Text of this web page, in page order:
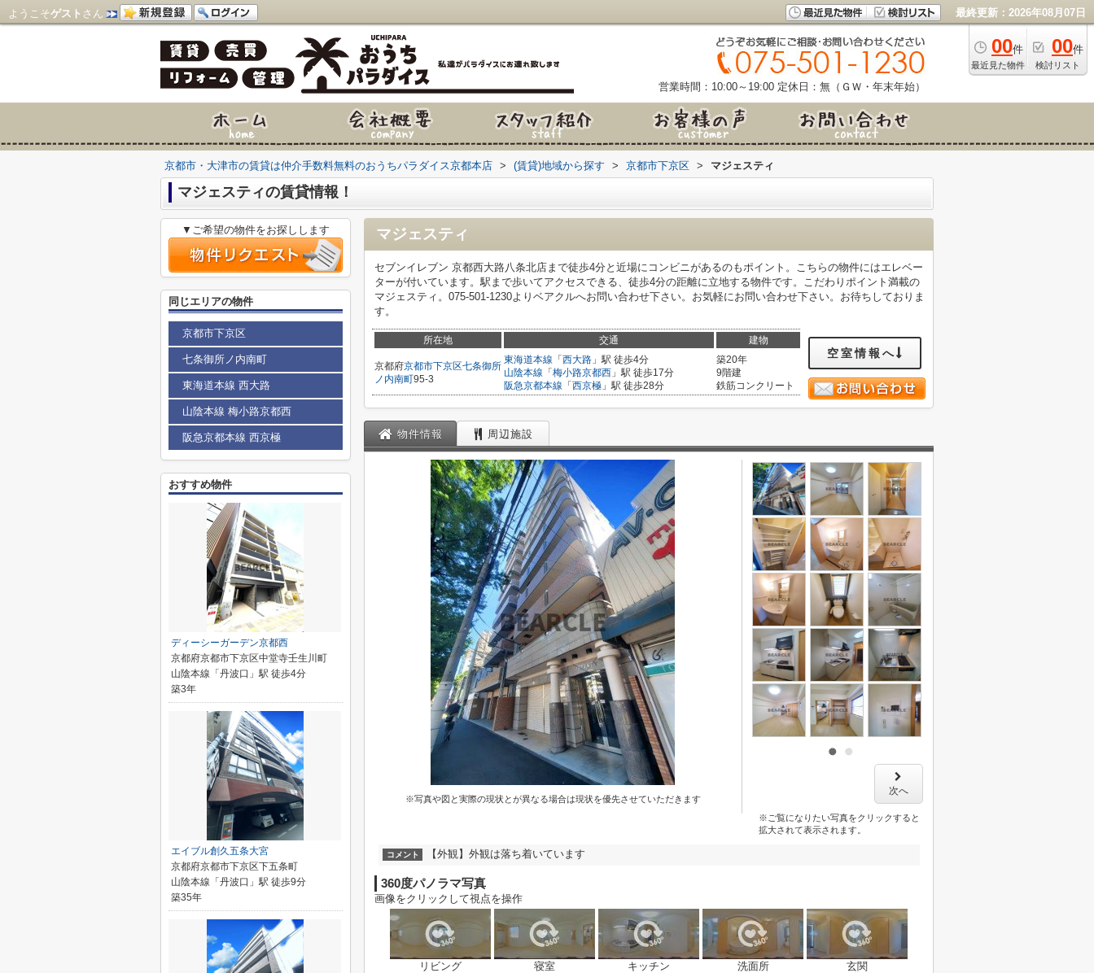
ようこそゲスト さん 最終更新：2026年08月07日
00件
最近見た物件
00件
検討リスト
営業時間：10:00～19:00 定休日：無（ＧＷ・年末年始）
京都市・大津市の賃貸は仲介手数料無料のおうちパラダイス京都本店 > (賃貸)地域から探す > 京都市下京区 > マジェスティ
マジェスティの賃貸情報！
マジェスティ
セブンイレブン 京都西大路八条北店まで徒歩4分と近場にコンビニがあるのもポイント。こちらの物件にはエレベー
ターが付いています。駅まで歩いてアクセスできる、徒歩4分の距離に立地する物件です。こだわりポイント満載の
マジェスティ。075-501-1230よりベアクルへお問い合わせ下さい。お気軽にお問い合わせ下さい。お待ちしておりま
す。
所在地 交通 建物
京都府京都市下京区七条御所
ノ内南町95-3
東海道本線 「 西大路 」駅 徒歩4分
山陰本線 「 梅小路京都西 」駅 徒歩17分
阪急京都本線 「 西京極 」駅 徒歩28分
築20年
9階建
鉄筋コンクリート
空室情報へ
物件情報 周辺施設
※写真や図と実際の現状とが異なる場合は現状を優先させていただきます
次へ
※ご覧になりたい写真をクリックすると
拡大されて表示されます。
コメント 【外観】外観は落ち着いています
360度パノラマ写真
画像をクリックして視点を操作
リビング 寝室 キッチン 洗面所 玄関
▼ご希望の物件をお探しします
同じエリアの物件
京都市下京区
七条御所ノ内南町
東海道本線 西大路
山陰本線 梅小路京都西
阪急京都本線 西京極
おすすめ物件
ディーシーガーデン京都西
京都府京都市下京区中堂寺壬生川町
山陰本線「丹波口」駅 徒歩4分
築3年
エイブル創久五条大宮
京都府京都市下京区下五条町
山陰本線「丹波口」駅 徒歩9分
築35年